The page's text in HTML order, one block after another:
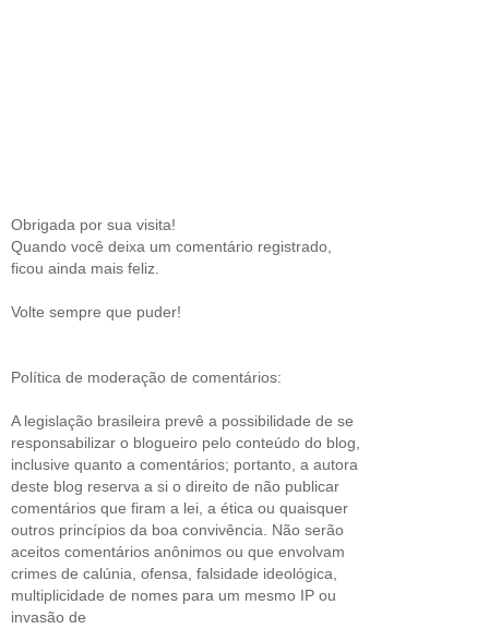
Obrigada por sua visita!
Quando você deixa um comentário registrado,
ficou ainda mais feliz.
Volte sempre que puder!
Política de moderação de comentários:
A legislação brasileira prevê a possibilidade de se
responsabilizar o blogueiro pelo conteúdo do blog,
inclusive quanto a comentários; portanto, a autora
deste blog reserva a si o direito de não publicar
comentários que firam a lei, a ética ou quaisquer
outros princípios da boa convivência. Não serão
aceitos comentários anônimos ou que envolvam
crimes de calúnia, ofensa, falsidade ideológica,
multiplicidade de nomes para um mesmo IP ou
invasão de